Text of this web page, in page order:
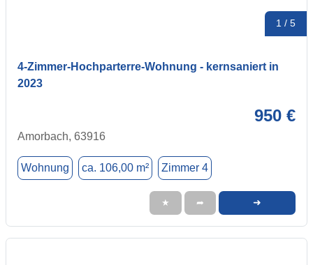
1 / 5
4-Zimmer-Hochparterre-Wohnung - kernsaniert in
2023
950 €
Amorbach, 63916
Wohnung ca. 106,00 m² Zimmer 4
★ ➦ ➜